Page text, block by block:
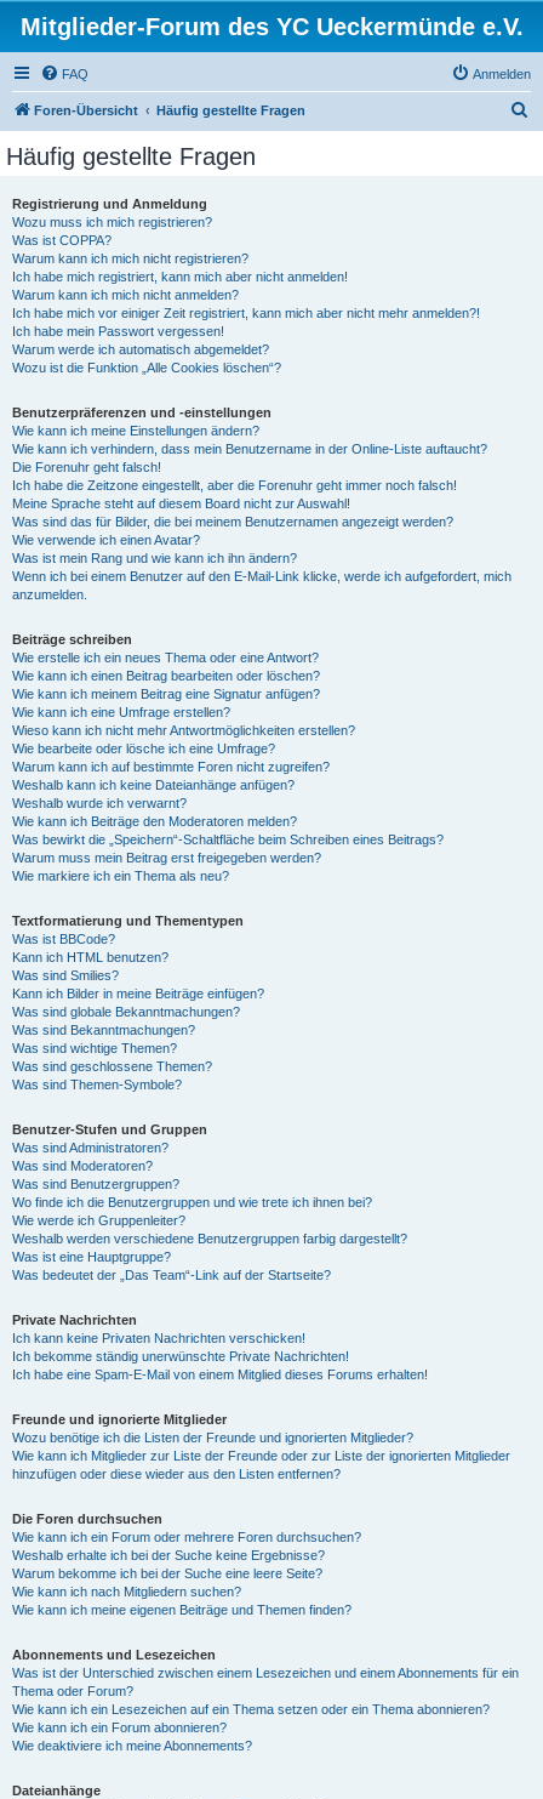
Mitglieder-Forum des YC Ueckermünde e.V.
FAQ Anmelden
Foren-Übersicht Häufig gestellte Fragen
Häufig gestellte Fragen
Registrierung und Anmeldung
Wozu muss ich mich registrieren?
Was ist COPPA?
Warum kann ich mich nicht registrieren?
Ich habe mich registriert, kann mich aber nicht anmelden!
Warum kann ich mich nicht anmelden?
Ich habe mich vor einiger Zeit registriert, kann mich aber nicht mehr anmelden?!
Ich habe mein Passwort vergessen!
Warum werde ich automatisch abgemeldet?
Wozu ist die Funktion „Alle Cookies löschen“?
Benutzerpräferenzen und -einstellungen
Wie kann ich meine Einstellungen ändern?
Wie kann ich verhindern, dass mein Benutzername in der Online-Liste auftaucht?
Die Forenuhr geht falsch!
Ich habe die Zeitzone eingestellt, aber die Forenuhr geht immer noch falsch!
Meine Sprache steht auf diesem Board nicht zur Auswahl!
Was sind das für Bilder, die bei meinem Benutzernamen angezeigt werden?
Wie verwende ich einen Avatar?
Was ist mein Rang und wie kann ich ihn ändern?
Wenn ich bei einem Benutzer auf den E-Mail-Link klicke, werde ich aufgefordert, mich
anzumelden.
Beiträge schreiben
Wie erstelle ich ein neues Thema oder eine Antwort?
Wie kann ich einen Beitrag bearbeiten oder löschen?
Wie kann ich meinem Beitrag eine Signatur anfügen?
Wie kann ich eine Umfrage erstellen?
Wieso kann ich nicht mehr Antwortmöglichkeiten erstellen?
Wie bearbeite oder lösche ich eine Umfrage?
Warum kann ich auf bestimmte Foren nicht zugreifen?
Weshalb kann ich keine Dateianhänge anfügen?
Weshalb wurde ich verwarnt?
Wie kann ich Beiträge den Moderatoren melden?
Was bewirkt die „Speichern“-Schaltfläche beim Schreiben eines Beitrags?
Warum muss mein Beitrag erst freigegeben werden?
Wie markiere ich ein Thema als neu?
Textformatierung und Thementypen
Was ist BBCode?
Kann ich HTML benutzen?
Was sind Smilies?
Kann ich Bilder in meine Beiträge einfügen?
Was sind globale Bekanntmachungen?
Was sind Bekanntmachungen?
Was sind wichtige Themen?
Was sind geschlossene Themen?
Was sind Themen-Symbole?
Benutzer-Stufen und Gruppen
Was sind Administratoren?
Was sind Moderatoren?
Was sind Benutzergruppen?
Wo finde ich die Benutzergruppen und wie trete ich ihnen bei?
Wie werde ich Gruppenleiter?
Weshalb werden verschiedene Benutzergruppen farbig dargestellt?
Was ist eine Hauptgruppe?
Was bedeutet der „Das Team“-Link auf der Startseite?
Private Nachrichten
Ich kann keine Privaten Nachrichten verschicken!
Ich bekomme ständig unerwünschte Private Nachrichten!
Ich habe eine Spam-E-Mail von einem Mitglied dieses Forums erhalten!
Freunde und ignorierte Mitglieder
Wozu benötige ich die Listen der Freunde und ignorierten Mitglieder?
Wie kann ich Mitglieder zur Liste der Freunde oder zur Liste der ignorierten Mitglieder
hinzufügen oder diese wieder aus den Listen entfernen?
Die Foren durchsuchen
Wie kann ich ein Forum oder mehrere Foren durchsuchen?
Weshalb erhalte ich bei der Suche keine Ergebnisse?
Warum bekomme ich bei der Suche eine leere Seite?
Wie kann ich nach Mitgliedern suchen?
Wie kann ich meine eigenen Beiträge und Themen finden?
Abonnements und Lesezeichen
Was ist der Unterschied zwischen einem Lesezeichen und einem Abonnements für ein
Thema oder Forum?
Wie kann ich ein Lesezeichen auf ein Thema setzen oder ein Thema abonnieren?
Wie kann ich ein Forum abonnieren?
Wie deaktiviere ich meine Abonnements?
Dateianhänge